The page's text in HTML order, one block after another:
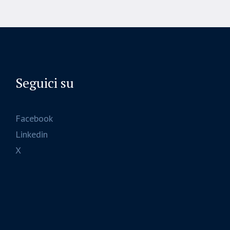
Seguici su
Facebook
Linkedin
X